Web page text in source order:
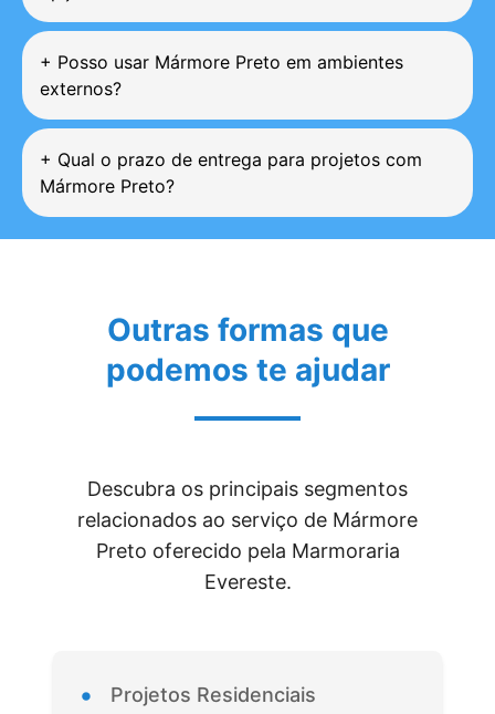
+ Posso usar Mármore Preto em ambientes
externos?
+ Qual o prazo de entrega para projetos com
Mármore Preto?
Outras formas que
podemos te ajudar
Descubra os principais segmentos
relacionados ao serviço de Mármore
Preto oferecido pela Marmoraria
Evereste.
• Projetos Residenciais